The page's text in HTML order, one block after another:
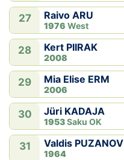
27 Raivo ARU
1976 West
28 Kert PIIRAK
2008
29 Mia Elise ERM
2006
30 Jüri KADAJA
1953Saku OK
31 Valdis PUZANOV
1964